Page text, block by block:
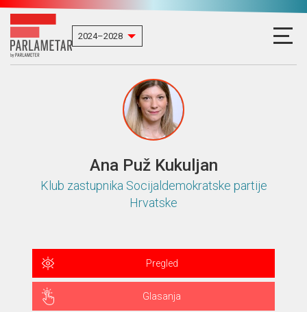
Ana Puž Kukuljan
Klub zastupnika Socijaldemokratske partije
Hrvatske
Pregled
Glasanja